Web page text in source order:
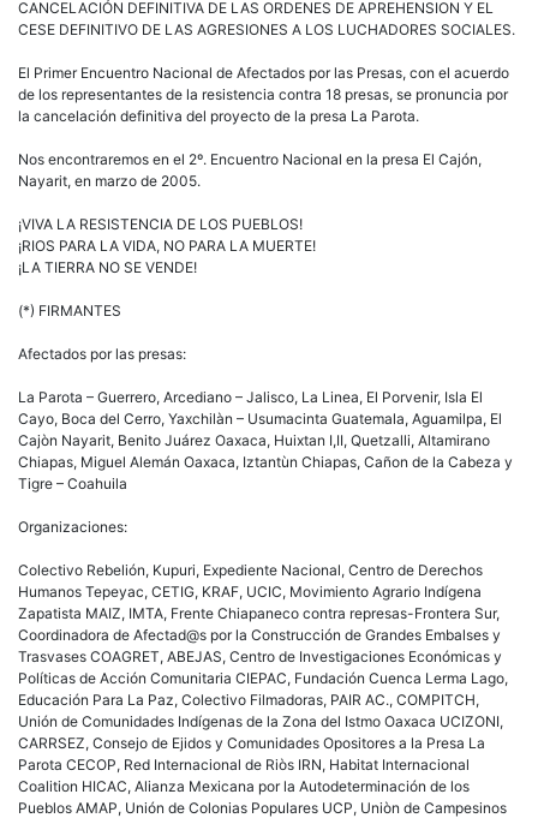
CANCELACIÓN DEFINITIVA DE LAS ORDENES DE APREHENSION Y EL
CESE DEFINITIVO DE LAS AGRESIONES A LOS LUCHADORES SOCIALES.
El Primer Encuentro Nacional de Afectados por las Presas, con el acuerdo
de los representantes de la resistencia contra 18 presas, se pronuncia por
la cancelación definitiva del proyecto de la presa La Parota.
Nos encontraremos en el 2º. Encuentro Nacional en la presa El Cajón,
Nayarit, en marzo de 2005.
¡VIVA LA RESISTENCIA DE LOS PUEBLOS!
¡RIOS PARA LA VIDA, NO PARA LA MUERTE!
¡LA TIERRA NO SE VENDE!
(*) FIRMANTES
Afectados por las presas:
La Parota – Guerrero, Arcediano – Jalisco, La Linea, El Porvenir, Isla El
Cayo, Boca del Cerro, Yaxchilàn – Usumacinta Guatemala, Aguamilpa, El
Cajòn Nayarit, Benito Juárez Oaxaca, Huixtan I,II, Quetzalli, Altamirano
Chiapas, Miguel Alemán Oaxaca, Iztantùn Chiapas, Cañon de la Cabeza y
Tigre – Coahuila
Organizaciones:
Colectivo Rebelión, Kupuri, Expediente Nacional, Centro de Derechos
Humanos Tepeyac, CETIG, KRAF, UCIC, Movimiento Agrario Indígena
Zapatista MAIZ, IMTA, Frente Chiapaneco contra represas-Frontera Sur,
Coordinadora de Afectad@s por la Construcción de Grandes Embalses y
Trasvases COAGRET, ABEJAS, Centro de Investigaciones Económicas y
Políticas de Acción Comunitaria CIEPAC, Fundación Cuenca Lerma Lago,
Educación Para La Paz, Colectivo Filmadoras, PAIR AC., COMPITCH,
Unión de Comunidades Indígenas de la Zona del Istmo Oaxaca UCIZONI,
CARRSEZ, Consejo de Ejidos y Comunidades Opositores a la Presa La
Parota CECOP, Red Internacional de Riòs IRN, Habitat Internacional
Coalition HICAC, Alianza Mexicana por la Autodeterminación de los
Pueblos AMAP, Unión de Colonias Populares UCP, Uniòn de Campesinos